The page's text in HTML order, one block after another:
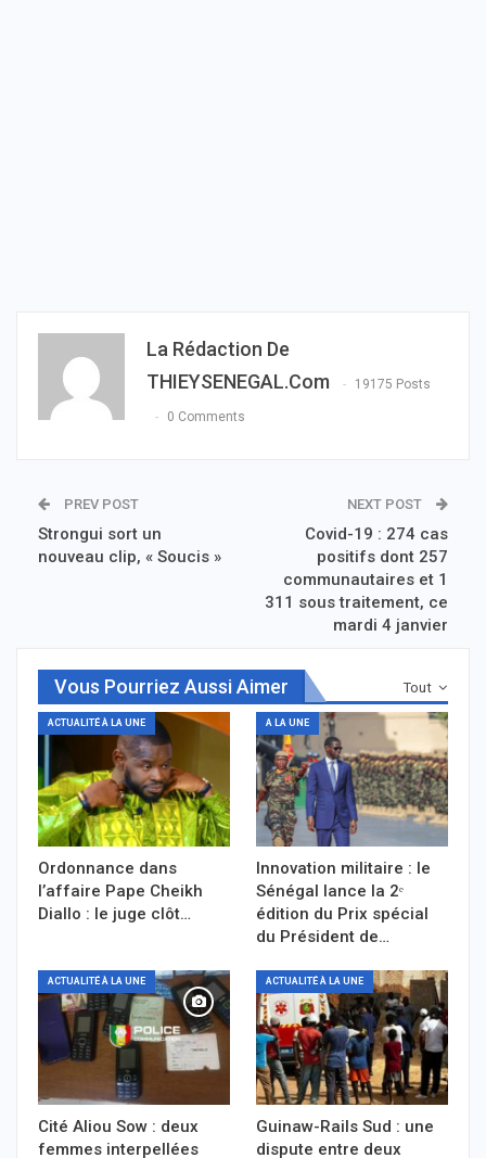
La Rédaction De
THIEYSENEGAL.com
19175 Posts
0 Comments
PREV POST
Strongui sort un
nouveau clip, « Soucis »
NEXT POST
Covid-19 : 274 cas
positifs dont 257
communautaires et 1
311 sous traitement, ce
mardi 4 janvier
Tout
Vous Pourriez Aussi Aimer
ACTUALITÉ À LA UNE
Ordonnance dans
l’affaire Pape Cheikh
Diallo : le juge clôt…
A LA UNE
Innovation militaire : le
Sénégal lance la 2ᵉ
édition du Prix spécial
du Président de…
ACTUALITÉ À LA UNE
Cité Aliou Sow : deux
femmes interpellées
ACTUALITÉ À LA UNE
Guinaw-Rails Sud : une
dispute entre deux